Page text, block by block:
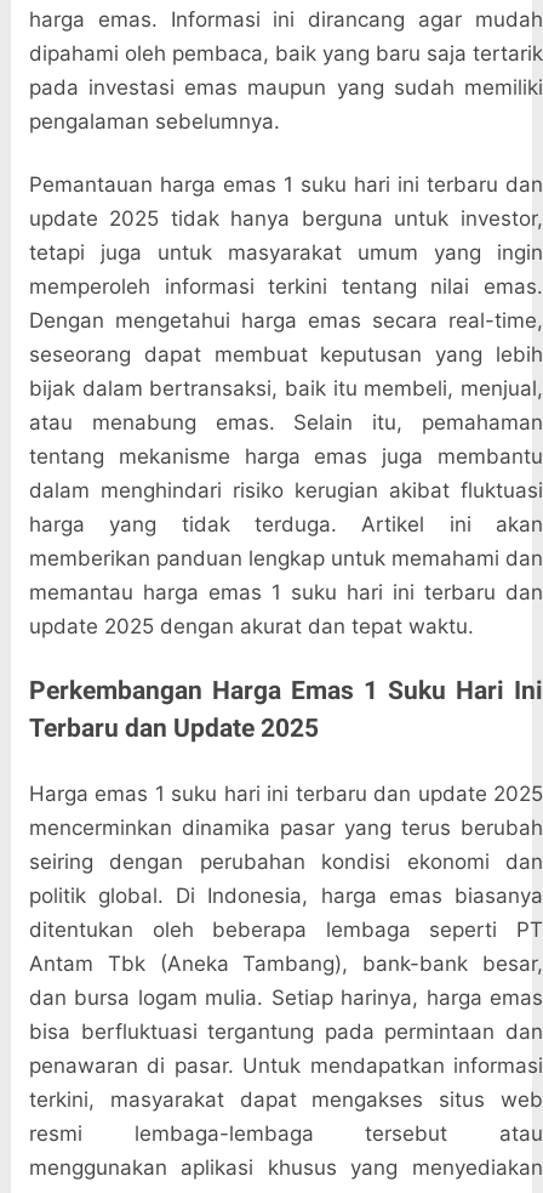
harga emas. Informasi ini dirancang agar mudah
dipahami oleh pembaca, baik yang baru saja tertarik
pada investasi emas maupun yang sudah memiliki
pengalaman sebelumnya.
Pemantauan harga emas 1 suku hari ini terbaru dan
update 2025 tidak hanya berguna untuk investor,
tetapi juga untuk masyarakat umum yang ingin
memperoleh informasi terkini tentang nilai emas.
Dengan mengetahui harga emas secara real-time,
seseorang dapat membuat keputusan yang lebih
bijak dalam bertransaksi, baik itu membeli, menjual,
atau menabung emas. Selain itu, pemahaman
tentang mekanisme harga emas juga membantu
dalam menghindari risiko kerugian akibat fluktuasi
harga yang tidak terduga. Artikel ini akan
memberikan panduan lengkap untuk memahami dan
memantau harga emas 1 suku hari ini terbaru dan
update 2025 dengan akurat dan tepat waktu.
Perkembangan Harga Emas 1 Suku Hari Ini
Terbaru dan Update 2025
Harga emas 1 suku hari ini terbaru dan update 2025
mencerminkan dinamika pasar yang terus berubah
seiring dengan perubahan kondisi ekonomi dan
politik global. Di Indonesia, harga emas biasanya
ditentukan oleh beberapa lembaga seperti PT
Antam Tbk (Aneka Tambang), bank-bank besar,
dan bursa logam mulia. Setiap harinya, harga emas
bisa berfluktuasi tergantung pada permintaan dan
penawaran di pasar. Untuk mendapatkan informasi
terkini, masyarakat dapat mengakses situs web
resmi lembaga-lembaga tersebut atau
menggunakan aplikasi khusus yang menyediakan